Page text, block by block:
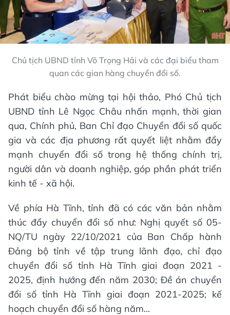
Chủ tịch UBND tỉnh Võ Trọng Hải và các đại biểu tham
quan các gian hàng chuyển đổi số.
Phát biểu chào mừng tại hội thảo, Phó Chủ tịch
UBND tỉnh Lê Ngọc Châu nhấn mạnh, thời gian
qua, Chính phủ, Ban Chỉ đạo Chuyển đổi số quốc
gia và các địa phương rất quyết liệt nhằm đẩy
mạnh chuyển đổi số trong hệ thống chính trị,
người dân và doanh nghiệp, góp phần phát triển
kinh tế - xã hội.
Về phía Hà Tĩnh, tỉnh đã có các văn bản nhằm
thúc đẩy chuyển đổi số như: Nghị quyết số 05-
NQ/TU ngày 22/10/2021 của Ban Chấp hành
Đảng bộ tỉnh về tập trung lãnh đạo, chỉ đạo
chuyển đổi số tỉnh Hà Tĩnh giai đoạn 2021 -
2025, định hướng đến năm 2030; Đề án chuyển
đổi số tỉnh Hà Tĩnh giai đoạn 2021-2025; kế
hoạch chuyển đổi số hàng năm...